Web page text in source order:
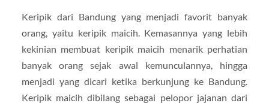
Keripik dari Bandung yang menjadi favorit banyak
orang, yaitu keripik maicih. Kemasannya yang lebih
kekinian membuat keripik maicih menarik perhatian
banyak orang sejak awal kemunculannya, hingga
menjadi yang dicari ketika berkunjung ke Bandung.
Keripik maicih dibilang sebagai pelopor jajanan dari